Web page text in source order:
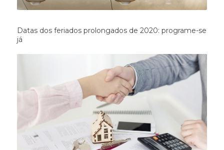
Datas dos feriados prolongados de 2020: programe-se
já